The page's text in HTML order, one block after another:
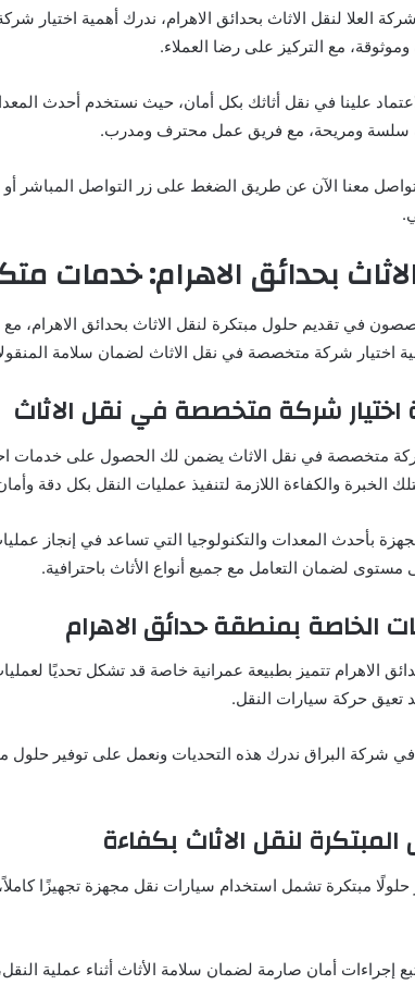
العلا لنقل الاثاث بحدائق الاهرام، ندرك أهمية اختيار
وموثوقة، مع التركيز على رضا العملاء.
علينا في نقل أثاثك بكل أمان، حيث نستخدم أحدث
سلسة ومريحة، مع فريق عمل محترف ومدرب.
معنا الآن عن طريق الضغط على زر التواصل المباشر
بحدائق الاهرام: خدمات
في تقديم حلول مبتكرة لنقل الاثاث بحدائق الاهرام، مع
اختيار شركة متخصصة في نقل الاثاث لضمان سلامة
اختيار شركة متخصصة في نقل الاثاث
متخصصة في نقل الاثاث يضمن لك الحصول على خدمات
الخبرة والكفاءة اللازمة لتنفيذ عمليات النقل بكل دقة
بأحدث المعدات والتكنولوجيا التي تساعد في إنجاز
لضمان التعامل مع جميع أنواع الأثاث باحترافية.
الخاصة بمنطقة حدائق الاهرام
الاهرام تتميز بطبيعة عمرانية خاصة قد تشكل تحديًا
تعيق حركة سيارات النقل.
في شركة البراق ندرك هذه التحديات ونعمل على توفير
المبتكرة لنقل الاثاث بكفاءة
مبتكرة تشمل استخدام سيارات نقل مجهزة تجهيزًا كاملاً،
إجراءات أمان صارمة لضمان سلامة الأثاث أثناء عملية